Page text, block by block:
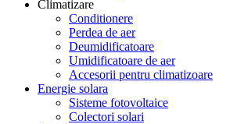
Climatizare
Conditionere
Perdea de aer
Deumidificatoare
Umidificatoare de aer
Accesorii pentru climatizoare
Energie solara
Sisteme fotovoltaice
Colectori solari